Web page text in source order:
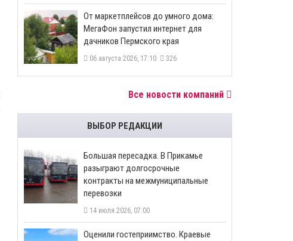
От маркетплейсов до умного дома:
МегаФон запустил интернет для
дачников Пермского края
06 августа 2026, 17:10 326
Все новости компаний
ВЫБОР РЕДАКЦИИ
Большая пересадка. В Прикамье
разыграют долгосрочные
контракты на межмуниципальные
перевозки
14 июля 2026, 07:00
Оценили гостеприимство. Краевые